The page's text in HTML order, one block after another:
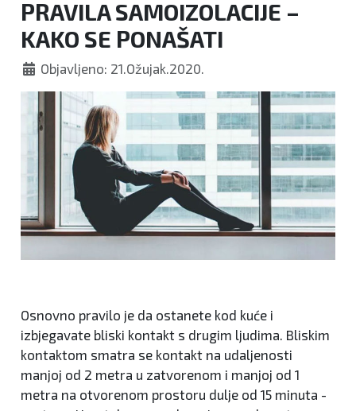
PRAVILA SAMOIZOLACIJE –
KAKO SE PONAŠATI
Objavljeno: 21.Ožujak.2020.
Osnovno pravilo je da ostanete kod kuće i
izbjegavate bliski kontakt s drugim ljudima. Bliskim
kontaktom smatra se kontakt na udaljenosti
manjoj od 2 metra u zatvorenom i manjoj od 1
metra na otvorenom prostoru dulje od 15 minuta -